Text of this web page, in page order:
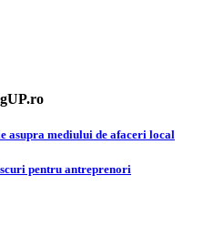
asupra mediului de afaceri local
pentru antreprenori